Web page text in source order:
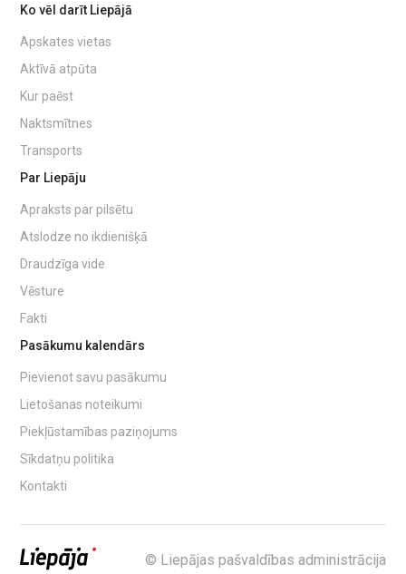
Ko vēl darīt Liepājā
Apskates vietas
Aktīvā atpūta
Kur paēst
Naktsmītnes
Transports
Par Liepāju
Apraksts par pilsētu
Atslodze no ikdienišķā
Draudzīga vide
Vēsture
Fakti
Pasākumu kalendārs
Pievienot savu pasākumu
Lietošanas noteikumi
Piekļūstamības paziņojums
Sīkdatņu politika
Kontakti
© Liepājas pašvaldības administrācija